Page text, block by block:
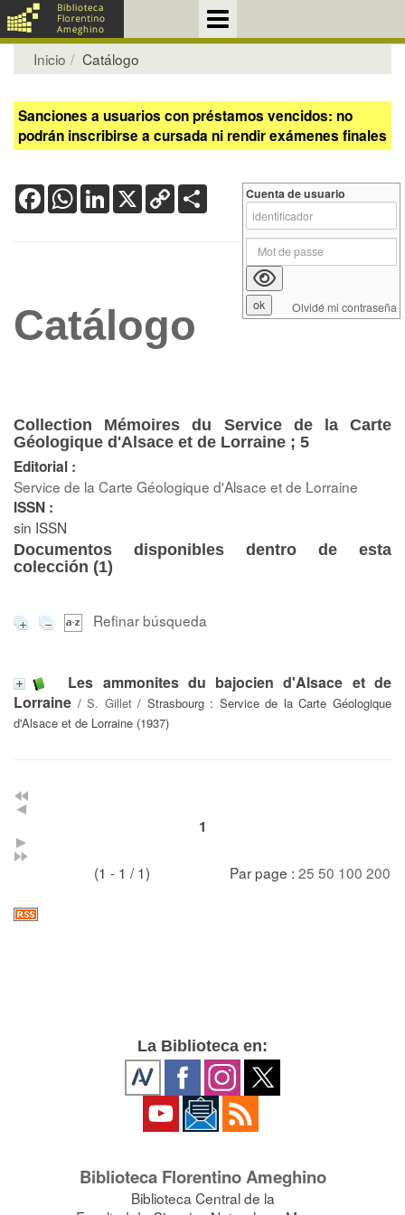
Inicio Catálogo
Sanciones a usuarios con préstamos vencidos: no
podrán inscribirse a cursada ni rendir exámenes finales
FacebookWhatsApp
LinkedIn
X Copy
Link
Catálogo
Collection Mémoires du Service de la Carte
Géologique d'Alsace et de Lorraine ; 5
Editorial :
Service de la Carte Géologique d'Alsace et de Lorraine
ISSN :
sin ISSN
Documentos disponibles dentro de esta
colección (1)
Refinar búsqueda
Les ammonites du bajocien d'Alsace et de
Lorraine /S. Gillet/ Strasbourg : Service de la Carte Géologique
d'Alsace et de Lorraine (1937)
1
(1 - 1 / 1) Par page : 25 50 100 200
Cuenta de usuario
Olvidé mi contraseña
La Biblioteca en:
Biblioteca Florentino Ameghino
Biblioteca Central de la